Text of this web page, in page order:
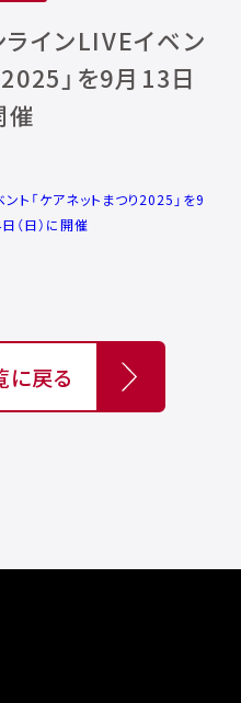
インLIVEイベン
2025」を9⽉13⽇
催
ト「ケアネットまつり2025」を9
（⽇）に開催
に戻る